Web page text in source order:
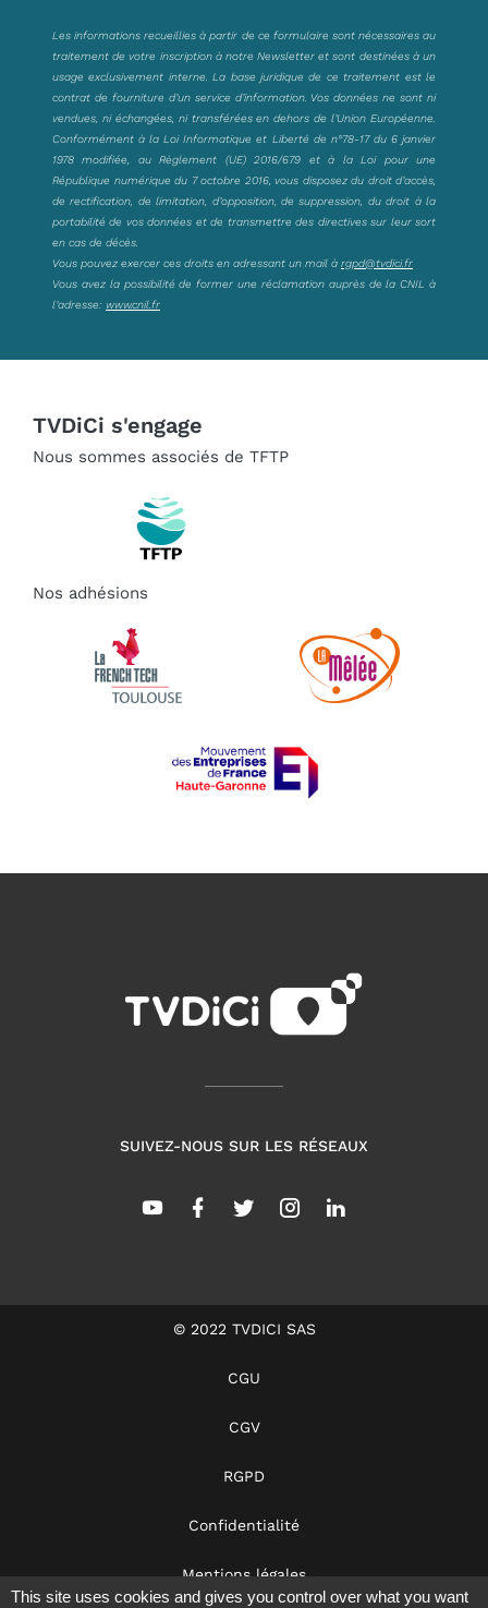
Les informations recueillies à partir de ce formulaire sont nécessaires au
traitement de votre inscription à notre Newsletter et sont destinées à un
usage exclusivement interne. La base juridique de ce traitement est le
contrat de fourniture d’un service d’information. Vos données ne sont ni
vendues, ni échangées, ni transférées en dehors de l’Union Européenne.
Conformément à la Loi Informatique et Liberté de n°78-17 du 6 janvier
1978 modifiée, au Règlement (UE) 2016/679 et à la Loi pour une
République numérique du 7 octobre 2016, vous disposez du droit d’accès,
de rectification, de limitation, d’opposition, de suppression, du droit à la
portabilité de vos données et de transmettre des directives sur leur sort
en cas de décès.
Vous pouvez exercer ces droits en adressant un mail à rgpd@tvdici.fr
Vous avez la possibilité de former une réclamation auprès de la CNIL à
l’adresse: www.cnil.fr
TVDiCi s'engage
Nous sommes associés de TFTP
Nos adhésions
SUIVEZ-NOUS SUR LES RÉSEAUX
© 2022 TVDICI SAS
CGU
CGV
RGPD
Confidentialité
Mentions légales
This site uses cookies and gives you control over what you want